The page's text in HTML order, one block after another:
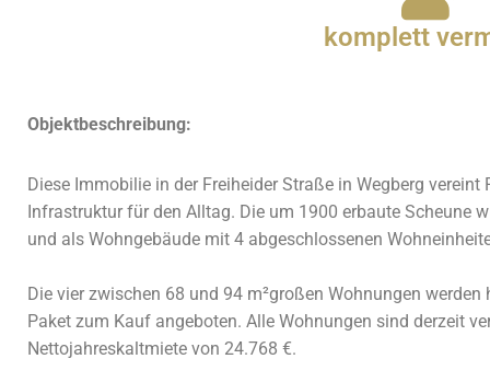
komplett
Objektbeschreibung:
Diese Immobilie in der Freiheider Straße in Wegberg
Infrastruktur für den Alltag. Die um 1900 erbaute Scheune
und als Wohngebäude mit 4 abgeschlossenen
Die vier zwischen 68 und 94 m²großen Wohnungen
Paket zum Kauf angeboten. Alle Wohnungen sind derzeit
Nettojahreskaltmiete von 24.768 €.